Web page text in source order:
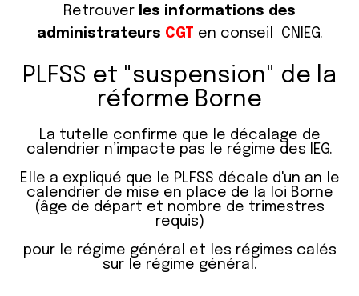
Retrouver les informations des
administrateurs CGT en conseil CNIEG.
PLFSS et "suspension" de la
réforme Borne
La tutelle confirme que le décalage de
calendrier n’impacte pas le régime des IEG.
Elle a expliqué que le PLFSS décale d'un an le
calendrier de mise en place de la loi Borne
(âge de départ et nombre de trimestres
requis)
pour le régime général et les régimes calés
sur le régime général.